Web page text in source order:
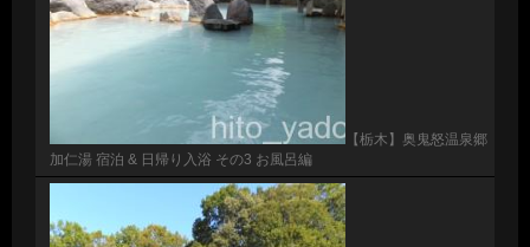
【栃木】奥鬼怒温泉郷
加仁湯 宿泊 & 日帰り入浴 その3 お風呂編